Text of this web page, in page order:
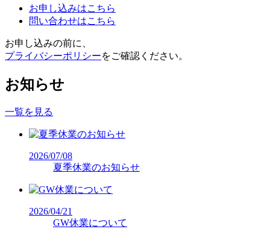
お申し込みはこちら
問い合わせはこちら
お申し込みの前に、
プライバシーポリシーをご確認ください。
お知らせ
一覧を見る
2026/07/08
夏季休業のお知らせ
2026/04/21
GW休業について